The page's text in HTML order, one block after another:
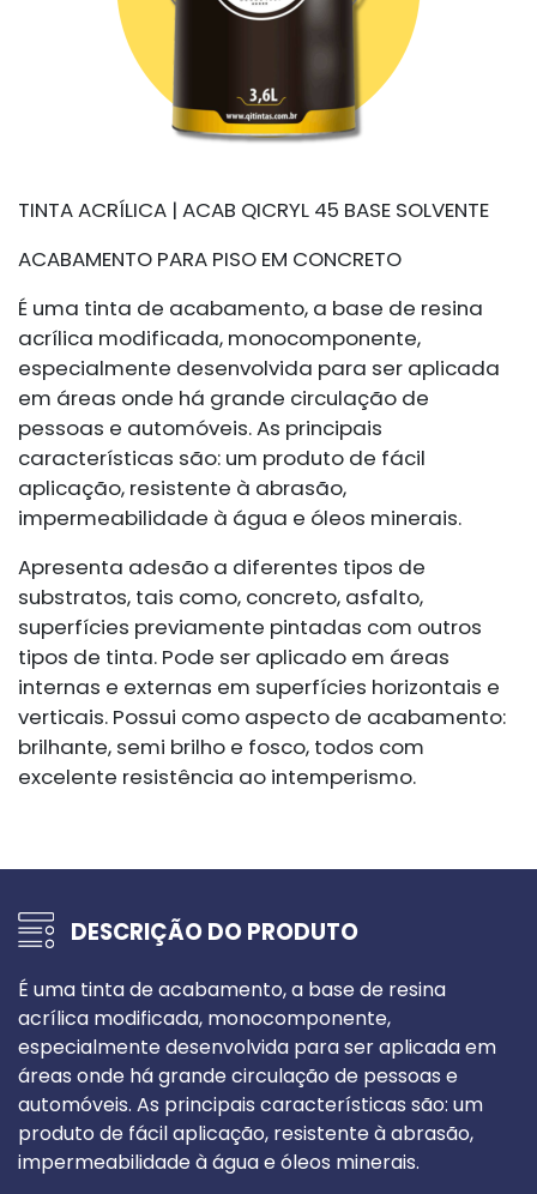
TINTA ACRÍLICA | ACAB QICRYL 45 BASE SOLVENTE
ACABAMENTO PARA PISO EM CONCRETO
É uma tinta de acabamento, a base de resina
acrílica modificada, monocomponente,
especialmente desenvolvida para ser aplicada
em áreas onde há grande circulação de
pessoas e automóveis. As principais
características são: um produto de fácil
aplicação, resistente à abrasão,
impermeabilidade à água e óleos minerais.
Apresenta adesão a diferentes tipos de
substratos, tais como, concreto, asfalto,
superfícies previamente pintadas com outros
tipos de tinta. Pode ser aplicado em áreas
internas e externas em superfícies horizontais e
verticais. Possui como aspecto de acabamento:
brilhante, semi brilho e fosco, todos com
excelente resistência ao intemperismo.
DESCRIÇÃO DO PRODUTO
É uma tinta de acabamento, a base de resina
acrílica modificada, monocomponente,
especialmente desenvolvida para ser aplicada em
áreas onde há grande circulação de pessoas e
automóveis. As principais características são: um
produto de fácil aplicação, resistente à abrasão,
impermeabilidade à água e óleos minerais.